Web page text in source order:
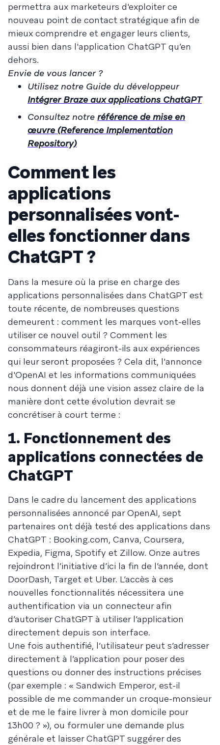
permettra aux marketeurs d'exploiter ce
nouveau point de contact stratégique afin de
mieux comprendre et engager leurs clients,
aussi bien dans l'application ChatGPT qu’en
dehors.
Envie de vous lancer ?
Utilisez notre Guide du développeur
Intégrer Braze aux applications ChatGPT
Consultez notre référence de mise en
œuvre (Reference Implementation
Repository)
Comment les
applications
personnalisées vont-
elles fonctionner dans
ChatGPT ?
Dans la mesure où la prise en charge des
applications personnalisées dans ChatGPT est
toute récente, de nombreuses questions
demeurent : comment les marques vont-elles
utiliser ce nouvel outil ? Comment les
consommateurs réagiront-ils aux expériences
qui leur seront proposées ? Cela dit, l'annonce
d'OpenAI et les informations communiquées
nous donnent déjà une vision assez claire de la
manière dont cette évolution devrait se
concrétiser à court terme :
1. Fonctionnement des
applications connectées de
ChatGPT
Dans le cadre du lancement des applications
personnalisées annoncé par OpenAI, sept
partenaires ont déjà testé des applications dans
ChatGPT : Booking.com, Canva, Coursera,
Expedia, Figma, Spotify et Zillow. Onze autres
rejoindront l’initiative d’ici la fin de l’année, dont
DoorDash, Target et Uber. L’accès à ces
nouvelles fonctionnalités nécessitera une
authentification via un connecteur afin
d’autoriser ChatGPT à utiliser l’application
directement depuis son interface.
Une fois authentifié, l’utilisateur peut s’adresser
directement à l’application pour poser des
questions ou donner des instructions précises
(par exemple : « Sandwich Emperor, est-il
possible de me commander un croque-monsieur
et de me le faire livrer à mon domicile pour
13h00 ? »), ou formuler une demande plus
générale et laisser ChatGPT suggérer des